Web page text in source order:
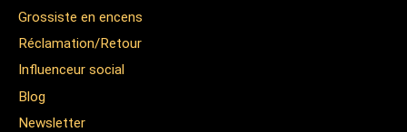
Grossiste en encens
Réclamation/Retour
Influenceur social
Blog
Newsletter